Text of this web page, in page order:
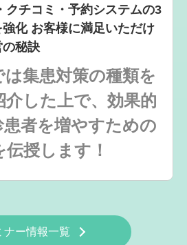
クチコミ・予約システムの3
化 お客様に満足いただけ
の秘訣
集患対策の種類を
した上で、効果的
者を増やすための
授します！
ナー情報一覧